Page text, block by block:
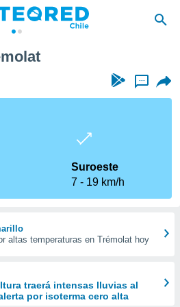
...
Suroeste
7
19 km/h
altas temperaturas en Trémolat hoy
traerá intensas lluvias al
por isoterma cero alta